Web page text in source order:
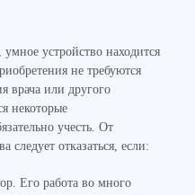
устройство находится
не требуются
врача или другого
некоторые
учесть. От
следует отказаться, если:
Его работа во много